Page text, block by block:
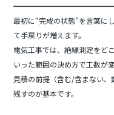
最初に“完成の状態”を言葉に
て手戻りが増えます。
電気工事では、絶縁測定をど
いった範囲の決め方で工数が変
見積の前提（含む/含まない
残すのが基本です。